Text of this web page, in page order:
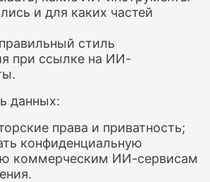
и для каких частей
стиль
при ссылке на ИИ-
данных:
права и приватность;
конфиденциальную
коммерческим ИИ-сервисам